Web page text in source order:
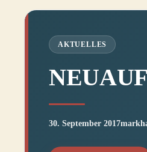
AKTUELLES
30. September 2017